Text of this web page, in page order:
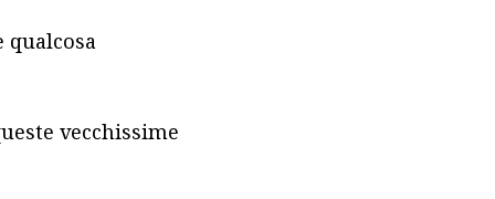
vecchissime